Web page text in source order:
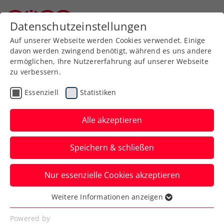
Zurück zur Newsübersicht
Turniere
Upper Austria Ladies
Linz: Kraus und Kerber
am Dienstag im Einsatz
Indes backen die Stars des WTA-500-
Turniers in Oberösterreich am „Stadt Linz
Tag“ Brötchen.
Verfasst von: Presseaussendung / Redaktion, 29.01.2024
Datenschutzeinstellungen
Auf unserer Webseite werden Cookies verwendet. Einige
davon werden zwingend benötigt, während es uns andere
ermöglichen, Ihre Nutzererfahrung auf unserer Webseite
zu verbessern.
Essenziell Statistiken
Alle akzeptieren
Speichern & schließen
Nur essenzielle Cookies akzeptieren
Essenziell
Essenzielle Cookies werden für grundlegende
Weitere Informationen anzeigen
Powered by